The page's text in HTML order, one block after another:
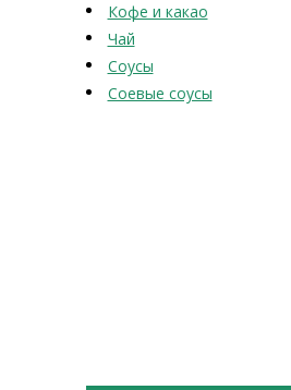
Кофе и какао
Чай
Соусы
Соевые соусы